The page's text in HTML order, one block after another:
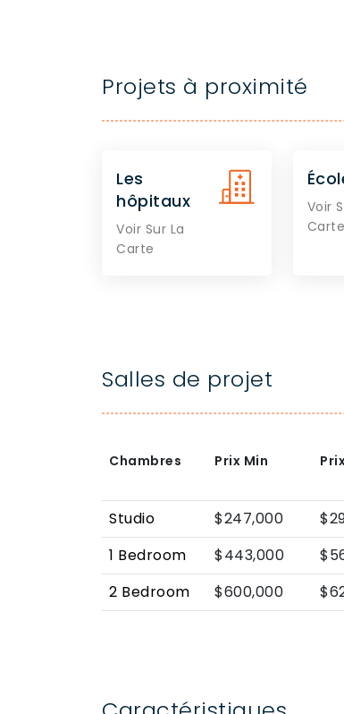
Projets à proximité
Les
hôpitaux
Voir Sur La
Carte
Voir
Carte
Salles de projet
Chambres Prix Min
Studio $247,000
1 Bedroom
$443,000
2 Bedroom
$600,000